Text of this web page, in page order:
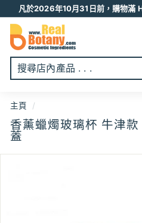
至
凡於2026年10月31日前，購物滿
R
E
A
L
O
T
A
N
Y
主頁 /
香薰蠟燭玻璃杯 牛津
蓋